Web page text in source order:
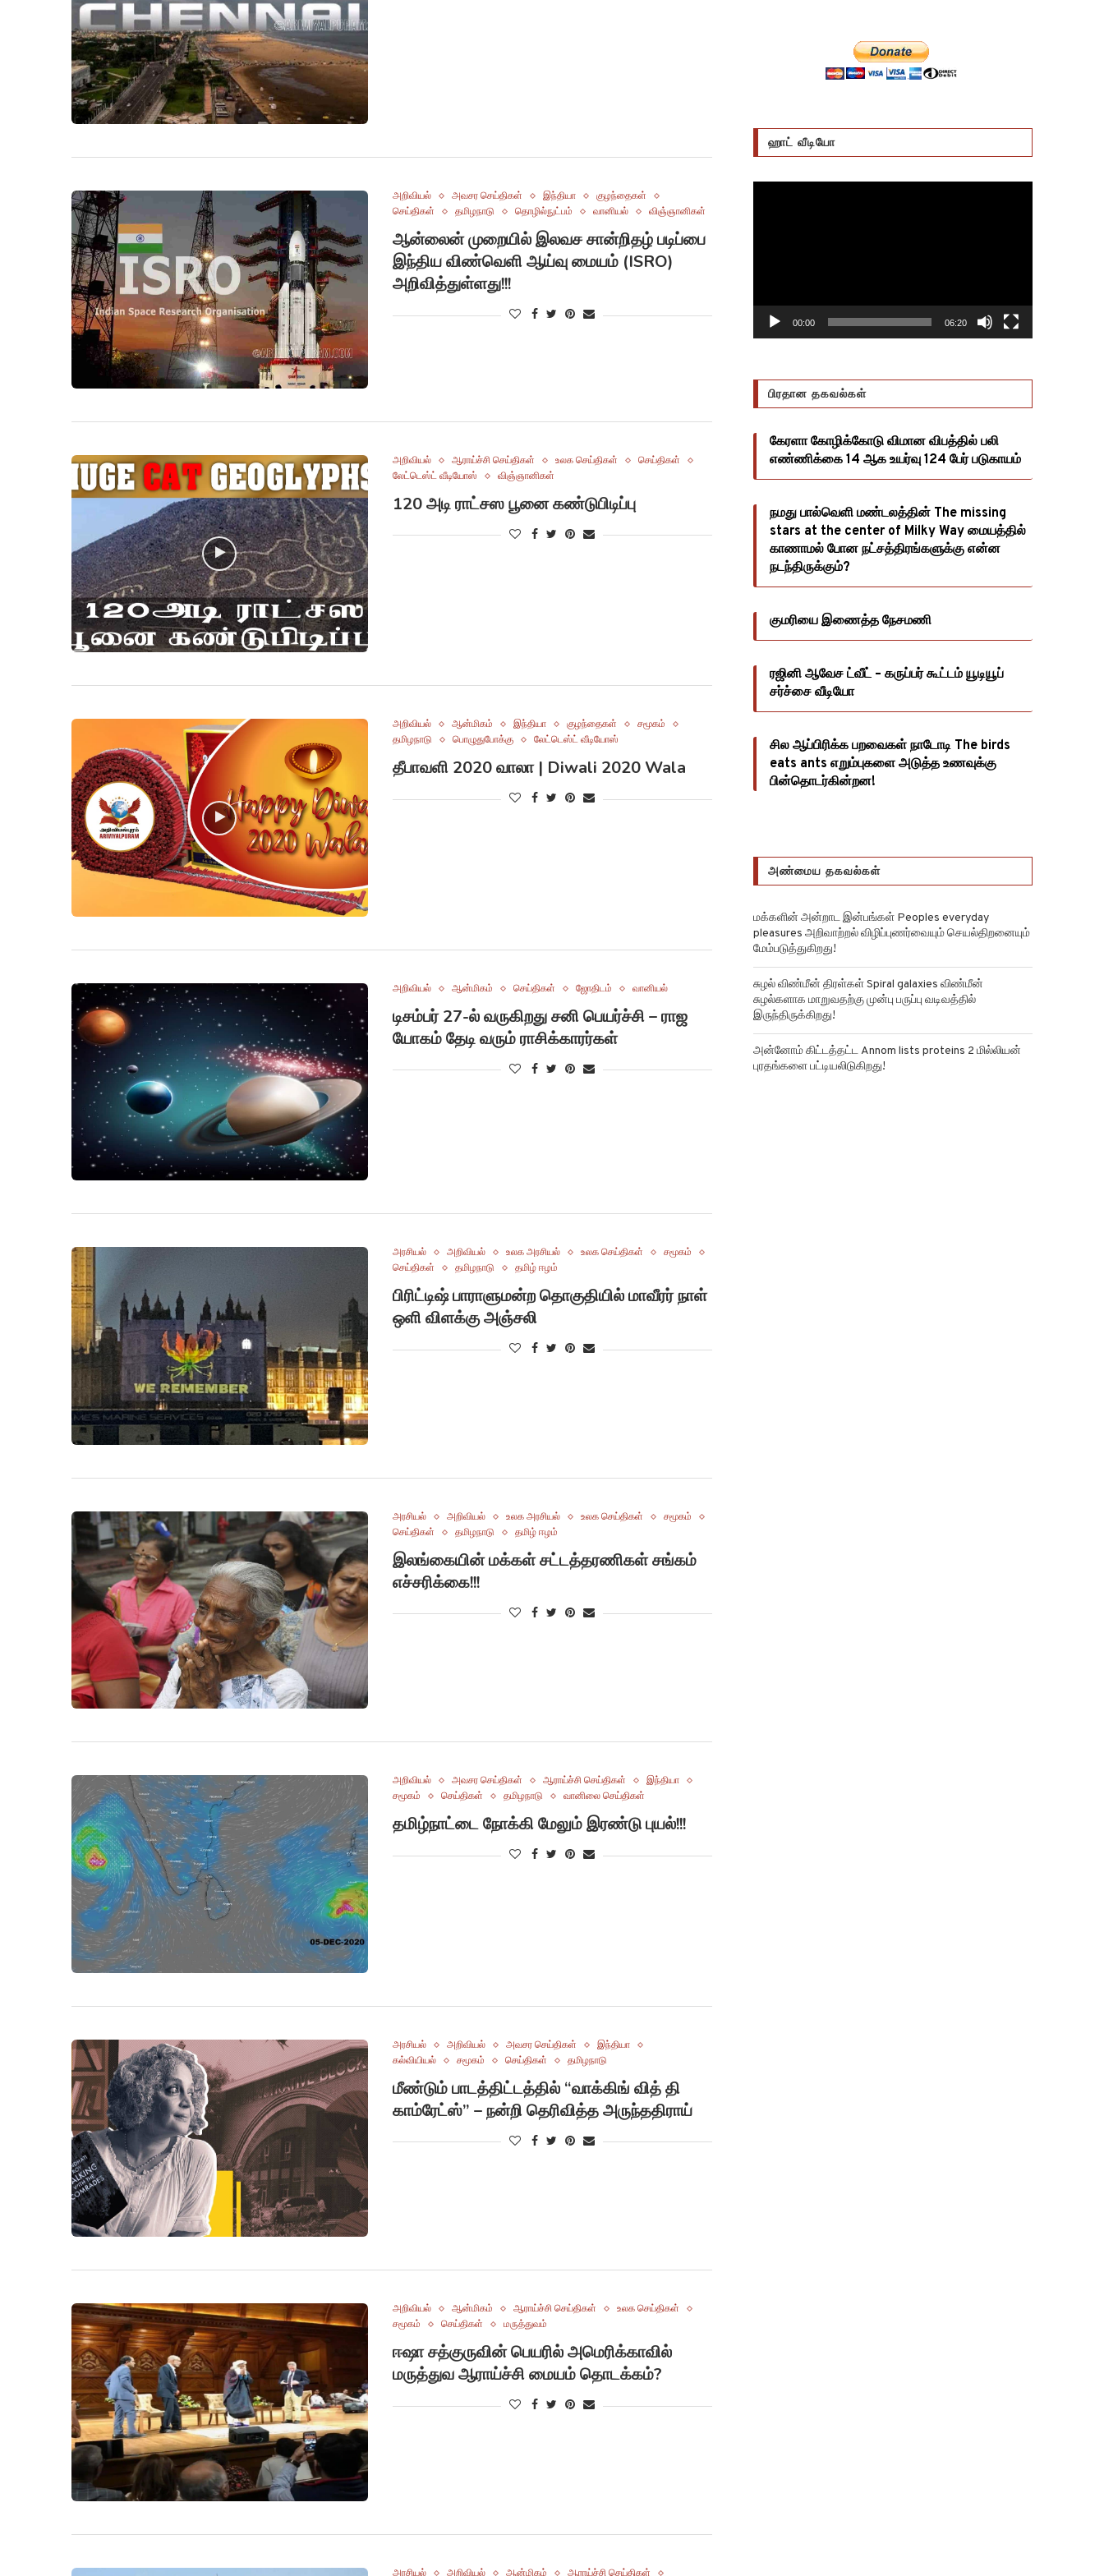
அறிவியல் அவசர செய்திகள் இந்தியா
குழந்தைகள்
செய்திகள்
தமிழநாடு தொழில்நுட்பம் வானியல் விஞ்ஞானிகள்
ஆன்லைன் முறையில் இலவச சான்றிதழ் படிப்பை
இந்திய விண்வெளி ஆய்வு மையம் (ISRO)
அறிவித்துள்ளது!!!
அறிவியல் ஆராய்ச்சி செய்திகள் உலக செய்திகள்
செய்திகள்
லேட்டெஸ்ட் வீடியோஸ்
விஞ்ஞானிகள்
120 அடி ராட்சஸ பூனை கண்டுபிடிப்பு
அறிவியல் ஆன்மிகம் இந்தியா குழந்தைகள்
சமூகம்
தமிழநாடு
பொழுதுபோக்கு லேட்டெஸ்ட் வீடியோஸ்
தீபாவளி 2020 வாலா | Diwali 2020 Wala
அறிவியல் ஆன்மிகம் செய்திகள் ஜோதிடம் வானியல்
டிசம்பர் 27-ல் வருகிறது சனி பெயர்ச்சி – ராஜ
யோகம் தேடி வரும் ராசிக்காரர்கள்
அரசியல் அறிவியல் உலக அரசியல் உலக செய்திகள்
சமூகம்
செய்திகள்
தமிழநாடு தமிழ் ஈழம்
பிரிட்டிஷ் பாராளுமன்ற தொகுதியில் மாவீரர் நாள்
ஒளி விளக்கு அஞ்சலி
அரசியல் அறிவியல் உலக அரசியல் உலக செய்திகள்
சமூகம்
செய்திகள்
தமிழநாடு தமிழ் ஈழம்
இலங்கையின் மக்கள் சட்டத்தரணிகள் சங்கம்
எச்சரிக்கை!!!
அறிவியல் அவசர செய்திகள் ஆராய்ச்சி செய்திகள்
இந்தியா
சமூகம்
செய்திகள் தமிழநாடு வானிலை செய்திகள்
தமிழ்நாட்டை நோக்கி மேலும் இரண்டு புயல்!!!
அரசியல் அறிவியல் அவசர செய்திகள்
இந்தியா
கல்வியியல்
சமூகம் செய்திகள் தமிழநாடு
மீண்டும் பாடத்திட்டத்தில் “வாக்கிங் வித் தி
காம்ரேட்ஸ்” – நன்றி தெரிவித்த அருந்ததிராய்
அறிவியல் ஆன்மிகம் ஆராய்ச்சி செய்திகள்
உலக செய்திகள்
சமூகம்
செய்திகள் மருத்துவம்
ஈஷா சத்குருவின் பெயரில் அமெரிக்காவில்
மருத்துவ ஆராய்ச்சி மையம் தொடக்கம்?
ஹாட் வீடியோ
00:00 06:20
பிரதான தகவல்கள்
கேரளா கோழிக்கோடு விமான விபத்தில் பலி
எண்ணிக்கை 14 ஆக உயர்வு 124 பேர் படுகாயம்
நமது பால்வெளி மண்டலத்தின் The missing
stars at the center of Milky Way மையத்தில்
காணாமல் போன நட்சத்திரங்களுக்கு என்ன
நடந்திருக்கும்?
குமரியை இணைத்த நேசமணி
ரஜினி ஆவேச ட்வீட் – கருப்பர் கூட்டம் யூடியூப்
சர்ச்சை வீடியோ
சில ஆப்பிரிக்க பறவைகள் நாடோடி The birds
eats ants எறும்புகளை அடுத்த உணவுக்கு
பின்தொடர்கின்றன!
அண்மைய தகவல்கள்
மக்களின் அன்றாட இன்பங்கள் Peoples everyday
pleasures அறிவாற்றல் விழிப்புணர்வையும் செயல்திறனையும்
மேம்படுத்துகிறது!
சுழல் விண்மீன் திரள்கள் Spiral galaxies விண்மீன்
சுழல்களாக மாறுவதற்கு முன்பு பருப்பு வடிவத்தில்
இருந்திருக்கிறது!
அன்னோம் கிட்டத்தட்ட Annom lists proteins 2 மில்லியன்
புரதங்களை பட்டியலிடுகிறது!